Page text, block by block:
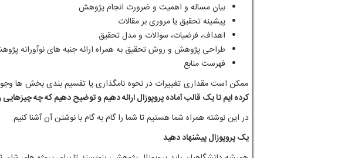
بیان مساله و اهمیت و ضرورت انجام پژوهش
پیشینه تحقیق یا مروری بر مقالات
اهداف، فرضیات، سوالات و مدل تحقیق
طراحی پژوهش و روش تحقیق به همراه ارائه جنبه های نوآورانه
فهرست منابع
ممکن است مقداری تغییرات در نحوه نامگذاری یا تقسیم بندی بخش ها
کرده ایم تا یک قالب آماده پروپوزال ارائه دهیم و توضیح دهیم که چه
در این نوشته همراه شما هستیم تا شما را گام به گام با نوشتن آن آشنا کنیم.
یک پروپوزال پیشنهاد دهید